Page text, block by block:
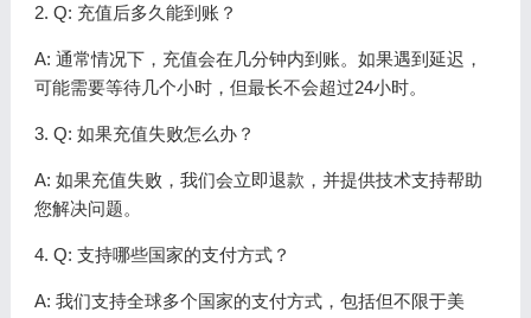
2. Q: 充值后多久能到账？
A: 通常情况下，充值会在几分钟内到账。如果遇到延迟，
可能需要等待几个小时，但最长不会超过24小时。
3. Q: 如果充值失败怎么办？
A: 如果充值失败，我们会立即退款，并提供技术支持帮助
您解决问题。
4. Q: 支持哪些国家的支付方式？
A: 我们支持全球多个国家的支付方式，包括但不限于美